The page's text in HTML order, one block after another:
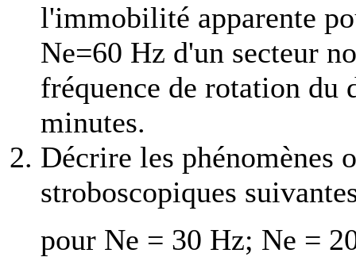
l'immobilité apparente
Ne=60 Hz d'un secteur
fréquence de rotation du
minutes.
Décrire les phénomènes
stroboscopiques
pour Ne = 30 Hz; Ne =